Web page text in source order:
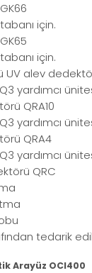
için.
için.
UV alev
yardımcı
QRA10
yardımcı
QRA4
yardımcı
QRC
tedarik
Arayüz OCI400